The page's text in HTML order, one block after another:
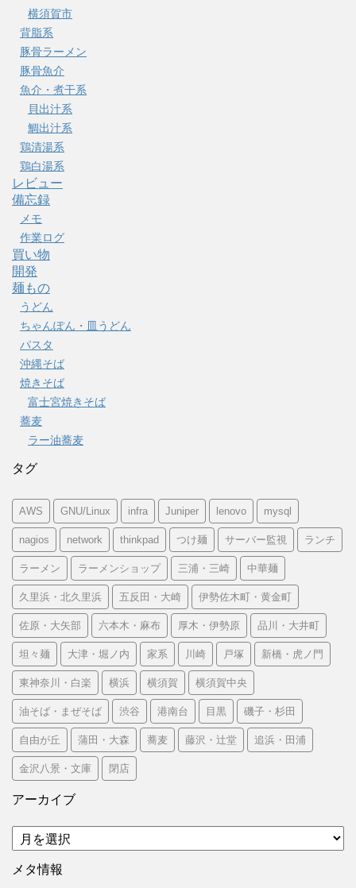
横須賀市
背脂系
豚骨ラーメン
豚骨魚介
魚介・煮干系
貝出汁系
鯛出汁系
鶏清湯系
鶏白湯系
レビュー
備忘録
メモ
作業ログ
買い物
開発
麺もの
うどん
ちゃんぽん・皿うどん
パスタ
沖縄そば
焼きそば
富士宮焼きそば
蕎麦
ラー油蕎麦
タグ
AWS GNU/Linux infra Juniper lenovo mysql
nagios network thinkpad つけ麺 サーバー監視 ランチ
ラーメン ラーメンショップ 三浦・三崎 中華麺
久里浜・北久里浜 五反田・大崎 伊勢佐木町・黄金町
佐原・大矢部 六本木・麻布 厚木・伊勢原 品川・大井町
坦々麺 大津・堀ノ内 家系 川崎 戸塚 新橋・虎ノ門
東神奈川・白楽 横浜 横須賀 横須賀中央
油そば・まぜそば 渋谷 港南台 目黒 磯子・杉田
自由が丘 蒲田・大森 蕎麦 藤沢・辻堂 追浜・田浦
金沢八景・文庫 閉店
アーカイブ
ア
ー
カ
メタ情報